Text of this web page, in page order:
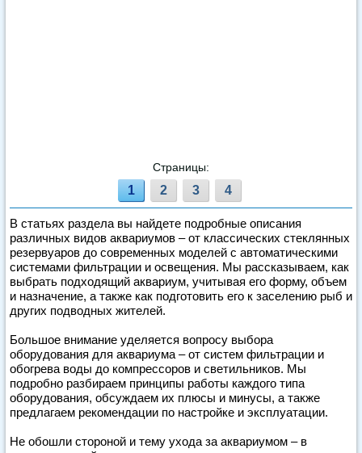
Страницы:
1 2 3 4
В статьях раздела вы найдете подробные описания
различных видов аквариумов – от классических стеклянных
резервуаров до современных моделей с автоматическими
системами фильтрации и освещения. Мы рассказываем, как
выбрать подходящий аквариум, учитывая его форму, объем
и назначение, а также как подготовить его к заселению рыб и
других подводных жителей.
Большое внимание уделяется вопросу выбора
оборудования для аквариума – от систем фильтрации и
обогрева воды до компрессоров и светильников. Мы
подробно разбираем принципы работы каждого типа
оборудования, обсуждаем их плюсы и минусы, а также
предлагаем рекомендации по настройке и эксплуатации.
Не обошли стороной и тему ухода за аквариумом – в